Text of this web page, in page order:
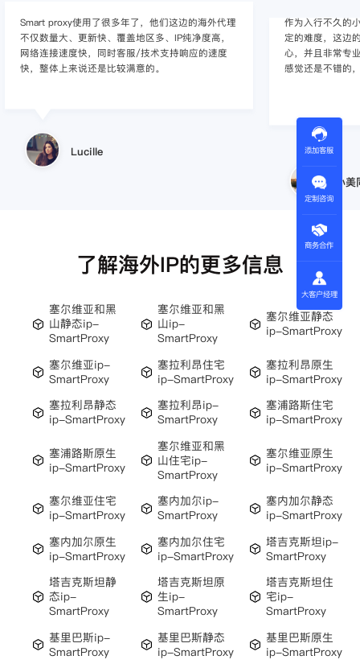
Smart proxy使用了很多年了，他们这边的海外代理
不仅数量大、更新快、覆盖地区多、IP纯净度高，
网络连接速度快，同时客服/技术支持响应的速度
快，整体上来说还是比较满意的。
Lucille
作为入行不久的
定的难度，这边
心，并且非常专
感觉还是不错的
小
了解海外IP的更多信息
塞尔维亚和黑
山静态ip-
SmartProxy
塞尔维亚和黑
山ip-
SmartProxy
塞尔维亚静态
ip-SmartProxy
塞尔维亚ip-
SmartProxy
塞拉利昂住宅
ip-SmartProxy
塞拉利昂原生
ip-SmartProxy
塞拉利昂静态
ip-SmartProxy
塞拉利昂ip-
SmartProxy
塞浦路斯住宅
ip-SmartProxy
塞浦路斯原生
ip-SmartProxy
塞尔维亚和黑
山住宅ip-
SmartProxy
塞尔维亚原生
ip-SmartProxy
塞尔维亚住宅
ip-SmartProxy
塞内加尔ip-
SmartProxy
塞内加尔静态
ip-SmartProxy
塞内加尔原生
ip-SmartProxy
塞内加尔住宅
ip-SmartProxy
塔吉克斯坦ip-
SmartProxy
塔吉克斯坦静
态ip-
SmartProxy
塔吉克斯坦原
生ip-
SmartProxy
塔吉克斯坦住
宅ip-
SmartProxy
基里巴斯ip-
SmartProxy
基里巴斯静态
ip-SmartProxy
基里巴斯原生
ip-SmartProxy
添加客服
定制咨询
商务合作
大客户经理